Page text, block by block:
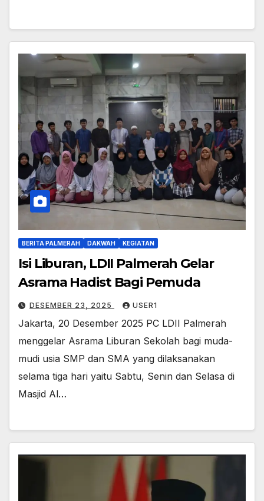
BERITA PALMERAH DAKWAH KEGIATAN
Isi Liburan, LDII Palmerah Gelar
Asrama Hadist Bagi Pemuda
DESEMBER 23, 2025 USER1
Jakarta, 20 Desember 2025 PC LDII Palmerah
menggelar Asrama Liburan Sekolah bagi muda-
mudi usia SMP dan SMA yang dilaksanakan
selama tiga hari yaitu Sabtu, Senin dan Selasa di
Masjid Al…